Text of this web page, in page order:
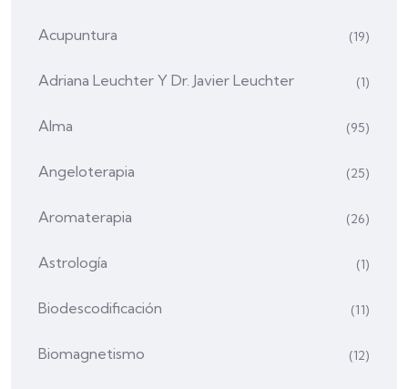
Acupuntura (19)
Adriana Leuchter Y Dr. Javier Leuchter (1)
Alma (95)
Angeloterapia (25)
Aromaterapia (26)
Astrología (1)
Biodescodificación (11)
Biomagnetismo (12)